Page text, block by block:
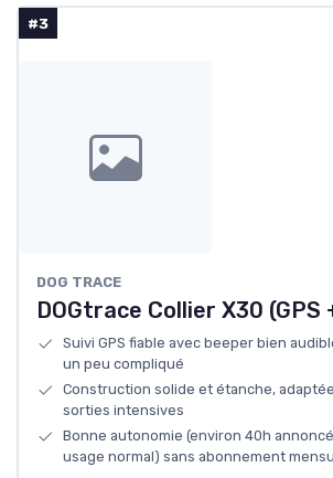
#3
DOG TRACE
DOGtrace Collier X30 (GPS
Suivi GPS fiable avec beeper bien
un peu compliqué
Construction solide et étanche,
sorties intensives
Bonne autonomie (environ 40h
usage normal) sans abonnement